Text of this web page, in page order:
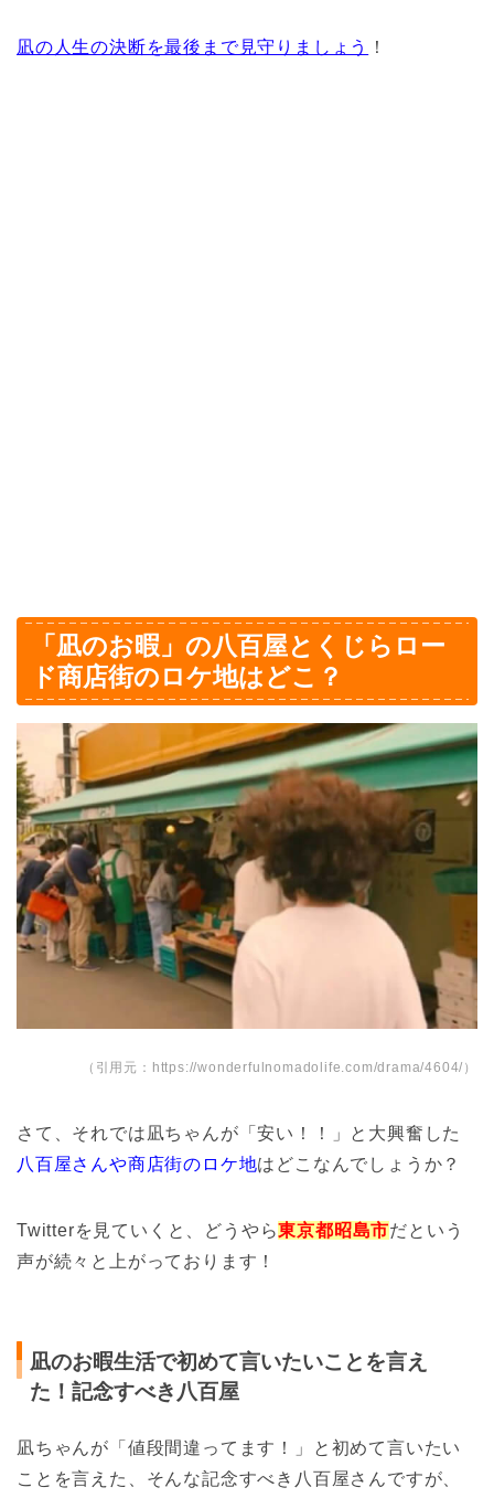
凪の人生の決断を最後まで見守りましょう ！
「凪のお暇」の八百屋とくじらロー
ド商店街のロケ地はどこ？
（引用元：https://wonderfulnomadolife.com/drama/4604/）
さて、それでは凪ちゃんが「安い！！」と大興奮した
八百屋さんや商店街のロケ地はどこなんでしょうか？
Twitterを見ていくと、どうやら東京都昭島市だという
声が続々と上がっております！
凪のお暇生活で初めて言いたいことを言え
た！記念すべき八百屋
凪ちゃんが「値段間違ってます！」と初めて言いたい
ことを言えた、そんな記念すべき八百屋さんですが、